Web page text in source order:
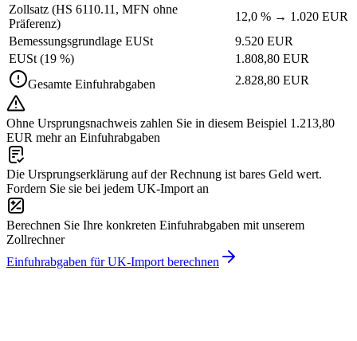
Zollsatz (HS 6110.11, MFN ohne
Präferenz)
12,0 % → 1.020 EUR
Bemessungsgrundlage EUSt
9.520 EUR
EUSt (19 %)
1.808,80 EUR
Gesamte Einfuhrabgaben
2.828,80 EUR
Ohne Ursprungsnachweis zahlen Sie in diesem Beispiel 1.213,80
EUR mehr an Einfuhrabgaben
Die Ursprungserklärung auf der Rechnung ist bares Geld wert.
Fordern Sie sie bei jedem UK-Import an
Berechnen Sie Ihre konkreten Einfuhrabgaben mit unserem
Zollrechner
Einfuhrabgaben für UK-Import berechnen